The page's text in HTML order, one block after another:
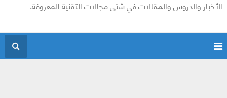
الأخبار والدروس والمقالات في شتى مجالات التقنية المعروفة.